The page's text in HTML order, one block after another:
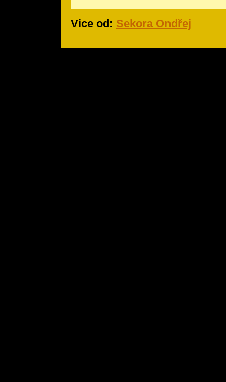
Vice od: Sekora Ondřej